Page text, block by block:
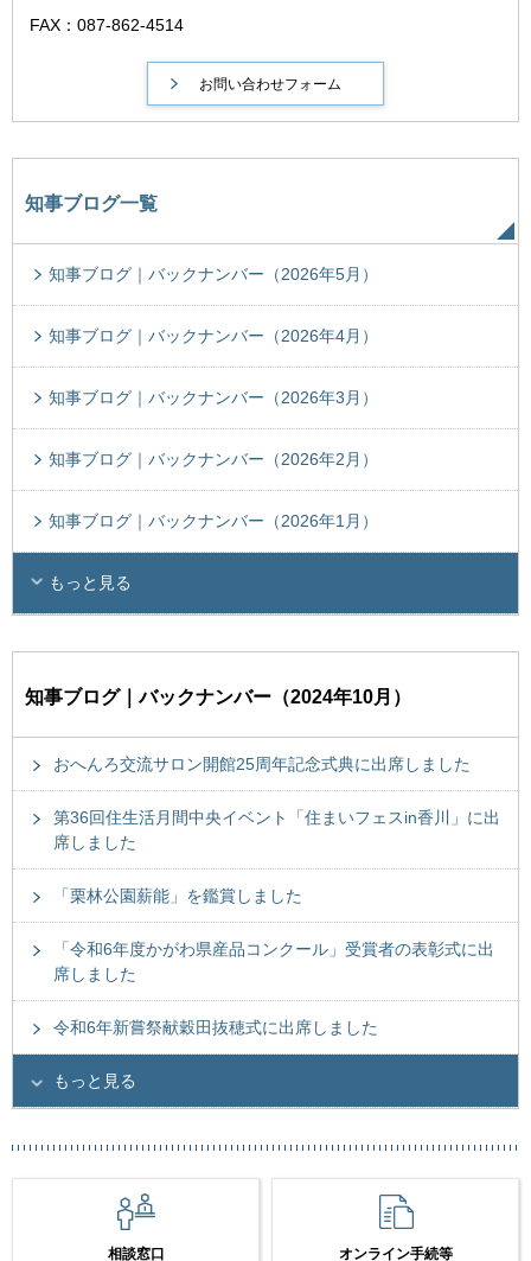
FAX：087-862-4514
知事ブログ一覧
知事ブログ｜バックナンバー（2026年5月）
知事ブログ｜バックナンバー（2026年4月）
知事ブログ｜バックナンバー（2026年3月）
知事ブログ｜バックナンバー（2026年2月）
知事ブログ｜バックナンバー（2026年1月）
もっと見る
知事ブログ｜バックナンバー（2024年10月）
おへんろ交流サロン開館25周年記念式典に出席しました
第36回住生活月間中央イベント「住まいフェスin香川」に出
席しました
「栗林公園薪能」を鑑賞しました
「令和6年度かがわ県産品コンクール」受賞者の表彰式に出
席しました
令和6年新嘗祭献穀田抜穂式に出席しました
もっと見る
相談窓口 オンライン手続等